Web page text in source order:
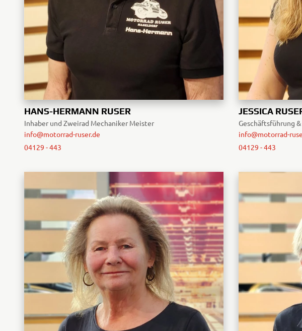
HANS-HERMANN RUSER
Inhaber und Zweirad Mechaniker Meister
info@motorrad-ruser.de
04129 - 443
JESSICA
Geschäftsführung
info@motorrad-
04129 - 443